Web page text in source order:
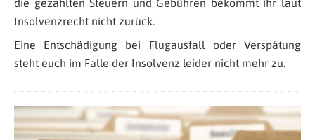
Insolvenzrecht nicht zurück.
Eine Entschädigung bei Flugausfall oder Verspätung
steht euch im Falle der Insolvenz leider nicht mehr zu.